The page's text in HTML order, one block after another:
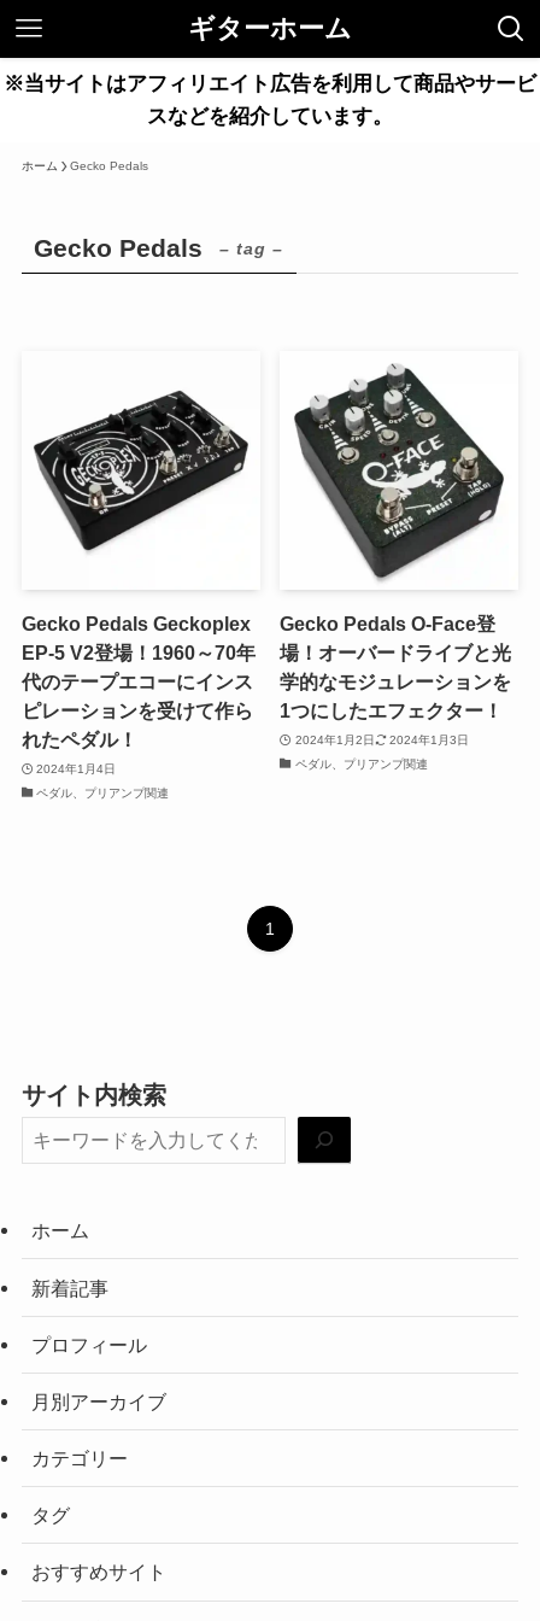
ギターホーム
※当サイトはアフィリエイト広告を利用して商品やサービ
スなどを紹介しています。
ホーム Gecko Pedals
Gecko Pedals – tag –
Gecko Pedals Geckoplex
EP-5 V2登場！1960～70年
代のテープエコーにインス
ピレーションを受けて作ら
れたペダル！
2024年1月4日
ペダル、プリアンプ関連
Gecko Pedals O-Face登
場！オーバードライブと光
学的なモジュレーションを
1つにしたエフェクター！
2024年1月2日
2024年1月3日
ペダル、プリアンプ関連
1
サイト内検索
ホーム
新着記事
プロフィール
月別アーカイブ
カテゴリー
タグ
おすすめサイト